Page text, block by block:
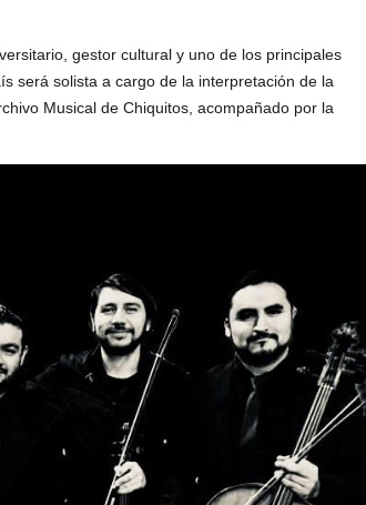
gestor cultural y uno de los principales
será solista a cargo de la interpretación de la
Musical de Chiquitos, acompañado por la